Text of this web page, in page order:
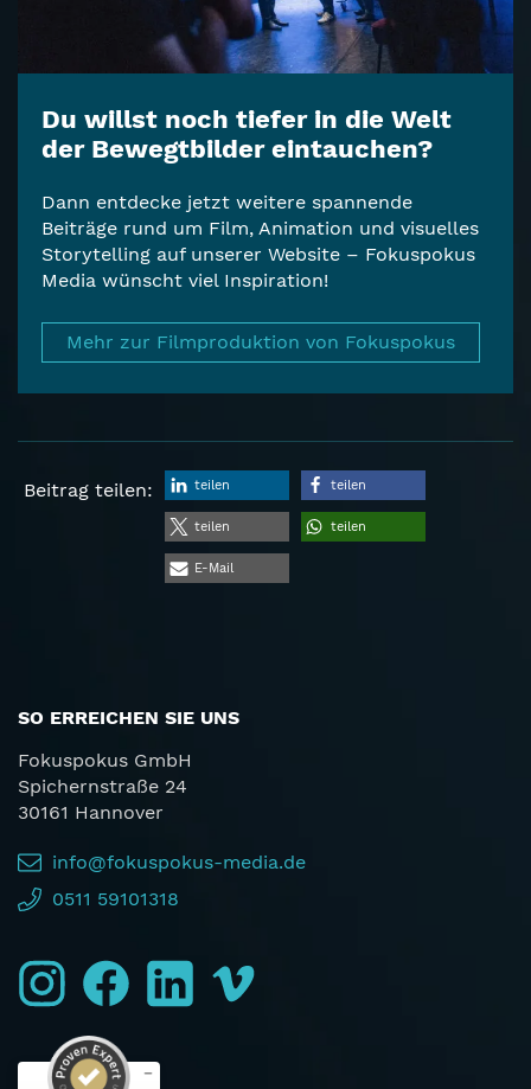
Du willst noch tiefer in die Welt
der Bewegtbilder eintauchen?
Dann entdecke jetzt weitere spannende
Beiträge rund um Film, Animation und visuelles
Storytelling auf unserer Website – Fokuspokus
Media wünscht viel Inspiration!
Mehr zur Filmproduktion von Fokuspokus
Beitrag teilen: teilen teilen
teilen teilen
E-Mail
SO ERREICHEN SIE UNS
Fokuspokus GmbH
Spichernstraße 24
30161 Hannover
info@fokuspokus-media.de
0511 59101318